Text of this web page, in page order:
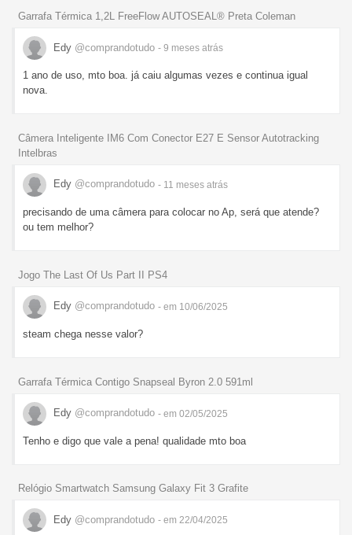
Garrafa Térmica 1,2L FreeFlow AUTOSEAL® Preta Coleman
Edy @comprandotudo - 9 meses atrás
1 ano de uso, mto boa. já caiu algumas vezes e continua igual
nova.
Câmera Inteligente IM6 Com Conector E27 E Sensor Autotracking
Intelbras
Edy @comprandotudo - 11 meses atrás
precisando de uma câmera para colocar no Ap, será que atende?
ou tem melhor?
Jogo The Last Of Us Part II PS4
Edy @comprandotudo - em 10/06/2025
steam chega nesse valor?
Garrafa Térmica Contigo Snapseal Byron 2.0 591ml
Edy @comprandotudo - em 02/05/2025
Tenho e digo que vale a pena! qualidade mto boa
Relógio Smartwatch Samsung Galaxy Fit 3 Grafite
Edy @comprandotudo - em 22/04/2025